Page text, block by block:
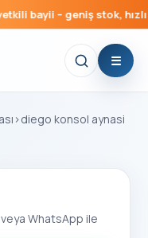
bayii – geniş stok, hızlı
›diego konsol aynasi
WhatsApp ile